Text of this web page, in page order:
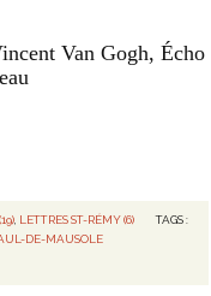
Van Gogh, Écho
LETTRES ST-RÉMY (6)
TAGS :
DE-MAUSOLE